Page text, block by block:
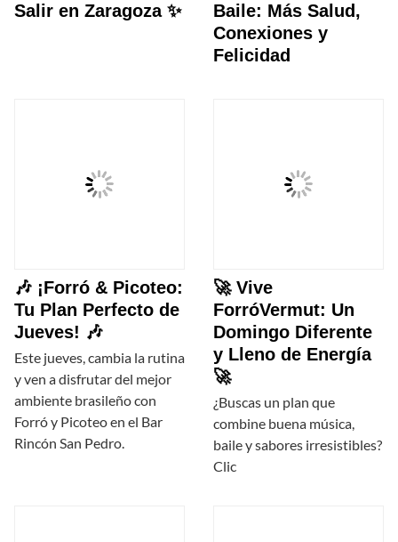
Salir en Zaragoza ✨
Baile: Más Salud,
Conexiones y
Felicidad
🎶 ¡Forró & Picoteo:
Tu Plan Perfecto de
Jueves! 🎶
Este jueves, cambia la rutina
y ven a disfrutar del mejor
ambiente brasileño con
Forró y Picoteo en el Bar
Rincón San Pedro.
🚀 Vive
ForróVermut: Un
Domingo Diferente
y Lleno de Energía
🚀
¿Buscas un plan que
combine buena música,
baile y sabores irresistibles?
Clic